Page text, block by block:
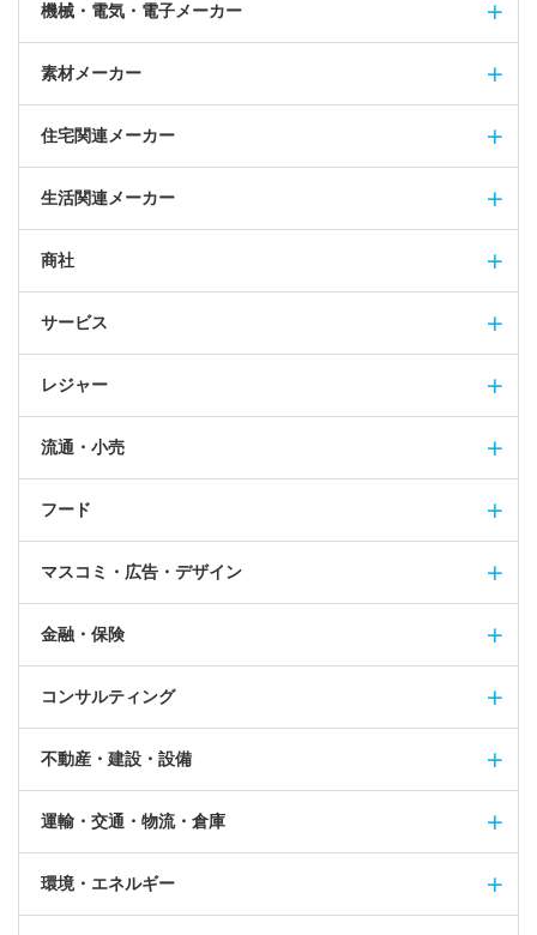
機械・電気・電子メーカー
素材メーカー
住宅関連メーカー
生活関連メーカー
商社
サービス
レジャー
流通・小売
フード
マスコミ・広告・デザイン
金融・保険
コンサルティング
不動産・建設・設備
運輸・交通・物流・倉庫
環境・エネルギー